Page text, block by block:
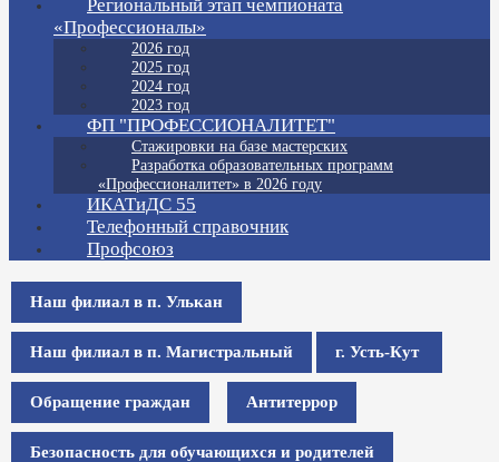
Региональный этап чемпионата
«Профессионалы»
2026 год
2025 год
2024 год
2023 год
ФП "ПРОФЕССИОНАЛИТЕТ"
Стажировки на базе мастерских
Разработка образовательных программ
«Профессионалитет» в 2026 году
ИКАТиДС 55
Телефонный справочник
Профсоюз
Наш филиал в п. Улькан
Наш филиал в п. Магистральный г. Усть-Кут
Обращение граждан Антитеррор
Безопасность для обучающихся и родителей